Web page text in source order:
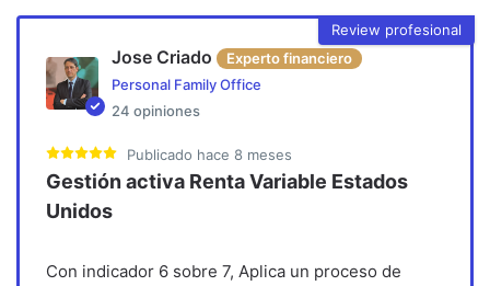
Review profesional
Jose Criado
Experto financiero
Personal Family Office
24 opiniones
Publicado hace 8 meses
Gestión activa Renta Variable Estados
Unidos
Con indicador 6 sobre 7, Aplica un proceso de